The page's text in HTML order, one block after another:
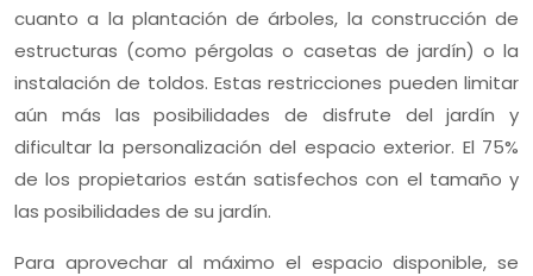
cuanto a la plantación de árboles, la construcción de
estructuras (como pérgolas o casetas de jardín) o la
instalación de toldos. Estas restricciones pueden limitar
aún más las posibilidades de disfrute del jardín y
dificultar la personalización del espacio exterior. El 75%
de los propietarios están satisfechos con el tamaño y
las posibilidades de su jardín.
Para aprovechar al máximo el espacio disponible, se